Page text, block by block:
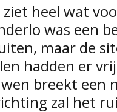
ziet heel wat
was een
maar de
hadden er
breekt een
zal het